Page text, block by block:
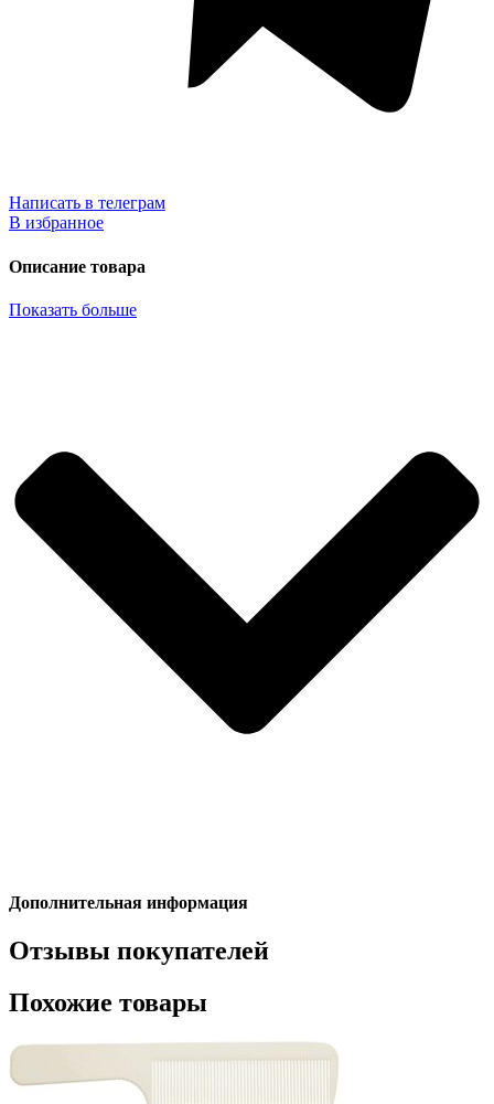
Написать в телеграм
В избранное
Описание товара
Показать больше
Дополнительная информация
Отзывы покупателей
Похожие товары